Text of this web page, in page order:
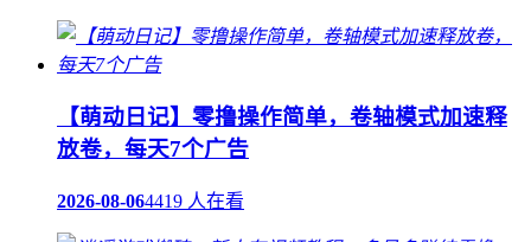
【萌动日记】零撸操作简单，卷轴模式加速释
放卷，每天7个广告
2026-08-064419 人在看